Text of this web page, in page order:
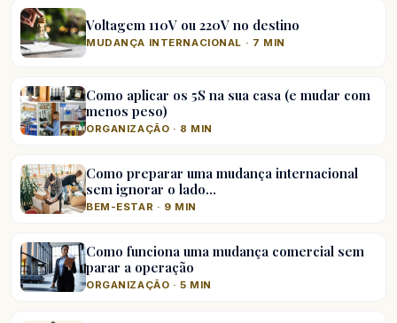
Voltagem 110V ou 220V no destino
MUDANÇA INTERNACIONAL · 7 MIN
Como aplicar os 5S na sua casa (e mudar com
menos peso)
ORGANIZAÇÃO · 8 MIN
Como preparar uma mudança internacional
sem ignorar o lado…
BEM-ESTAR · 9 MIN
Como funciona uma mudança comercial sem
parar a operação
ORGANIZAÇÃO · 5 MIN